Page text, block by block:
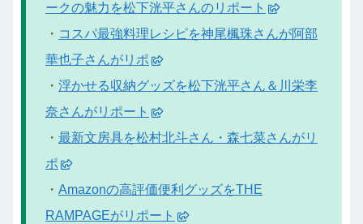
ークの魅力を松下洸平さんのリポート
・ コスパ最強料理レシピを神尾楓珠さんが阿部
華也子さんがリポ
・ 浮かせる収納グッズを松下洸平さん＆川栄李
奈さんがリポート
・ 最新文房具を松村北斗さん・森七菜さんがリ
ポ
・ Amazonの高評価便利グッズをTHE
RAMPAGEがリポート